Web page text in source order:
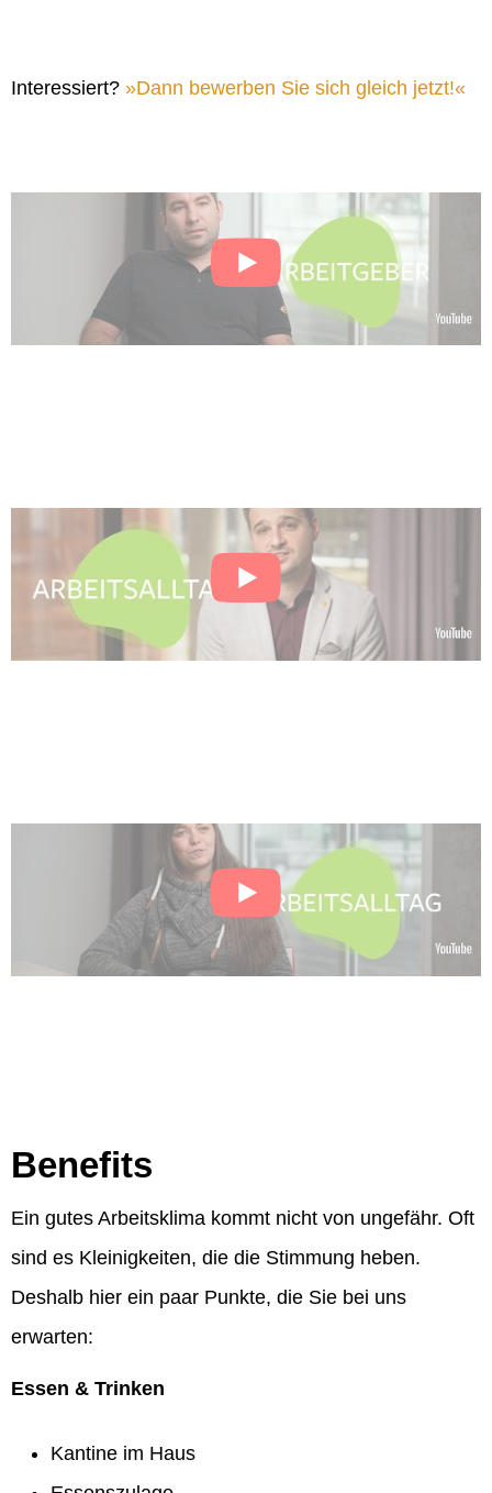
Interessiert? Dann bewerben Sie sich gleich jetzt!
Benefits
Ein gutes Arbeitsklima kommt nicht von ungefähr. Oft
sind es Kleinigkeiten, die die Stimmung heben.
Deshalb hier ein paar Punkte, die Sie bei uns
erwarten:
Essen & Trinken
Kantine im Haus